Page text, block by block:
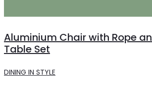
Aluminium Chair with Rope
Table Set
DINING IN STYLE